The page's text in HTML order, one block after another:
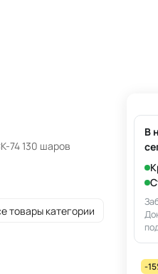
74 130 шаров
товары категории
В
-